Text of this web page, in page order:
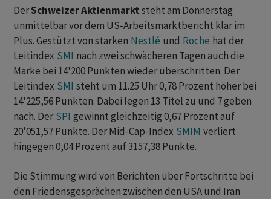
DerSchweizer Aktienmarktsteht am Donnerstag
unmittelbar vor dem US-Arbeitsmarktbericht klar im
Plus. Gestützt von starken Nestlé und Roche hat der
Leitindex SMI nach zwei schwächeren Tagen auch die
Marke bei 14'200 Punkten wieder überschritten. Der
Leitindex SMI steht um 11.25 Uhr 0,78 Prozent höher bei
14'225,56 Punkten. Dabei legen 13 Titel zu und 7 geben
nach. Der SPI gewinnt gleichzeitig 0,67 Prozent auf
20'051,57 Punkte. Der Mid-Cap-Index SMIM verliert
hingegen 0,04 Prozent auf 3157,38 Punkte.
Die Stimmung wird von Berichten über Fortschritte bei
den Friedensgesprächen zwischen den USA und Iran